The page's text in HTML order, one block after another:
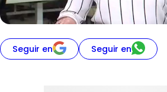
Seguir en Seguir en